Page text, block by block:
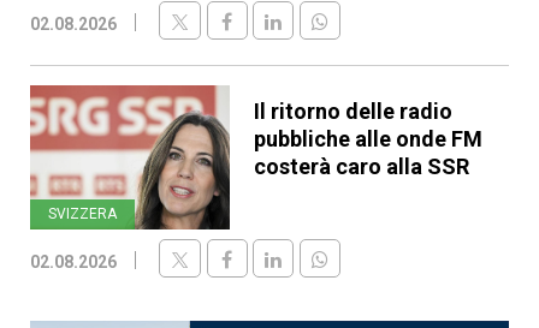
02.08.2026
SVIZZERA
Il ritorno delle radio
pubbliche alle onde FM
costerà caro alla SSR
02.08.2026